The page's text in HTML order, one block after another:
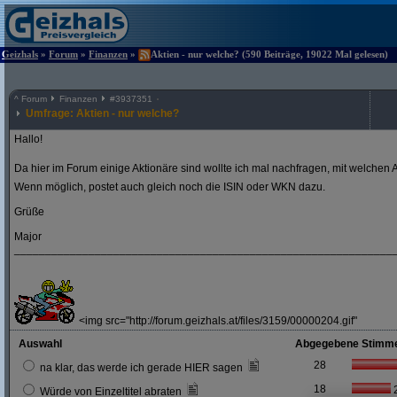
Geizhals » Forum » Finanzen » Aktien - nur welche? (590 Beiträge, 19022 Mal gelesen)
^ Forum Finanzen #3937351
Umfrage: Aktien - nur welche?
Hallo!
Da hier im Forum einige Aktionäre sind wollte ich mal nachfragen, mit welchen
Wenn möglich, postet auch gleich noch die ISIN oder WKN dazu.
Grüße
Major
<img src="http://forum.geizhals.at/files/3159/00000204.gif"
Auswahl
Abgegebene
na klar, das werde ich gerade HIER sagen
28
Würde von Einzeltitel abraten 18